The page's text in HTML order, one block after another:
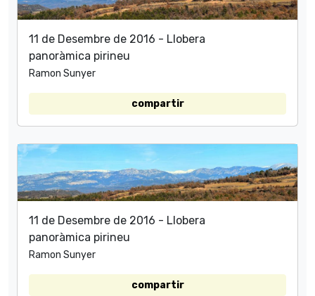
11 de Desembre de 2016 - Llobera
panoràmica pirineu
Ramon Sunyer
compartir
11 de Desembre de 2016 - Llobera
panoràmica pirineu
Ramon Sunyer
compartir